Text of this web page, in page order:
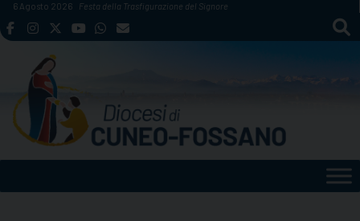
Skip
to
6 Agosto 2026 Festa della Trasfigurazione del Signore